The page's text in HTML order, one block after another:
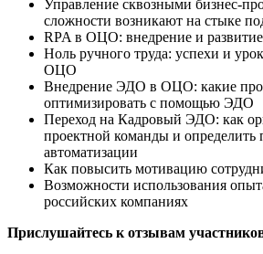
Управление сквозными бизнес-
сложности возникают на стыке
RPA в ОЦО: внедрение и развитие
Ноль ручного труда: успехи и
ОЦО
Внедрение ЭДО в ОЦО: какие
оптимизировать с помощью ЭДО
Переход на Кадровый ЭДО: как
проектной команды и определить
автоматизации
Как повысить мотивацию
Возможности использования
российских компаниях
Прислушайтесь к отзывам